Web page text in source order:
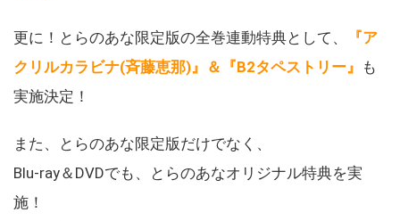
更に！とらのあな限定版の全巻連動特典として、
『ア
クリルカラビナ(斉藤恵那)』＆『B2タペストリー』 も
実施決定！
また、とらのあな限定版だけでなく、
Blu-ray＆DVDでも、とらのあなオリジナル特典を実
施！